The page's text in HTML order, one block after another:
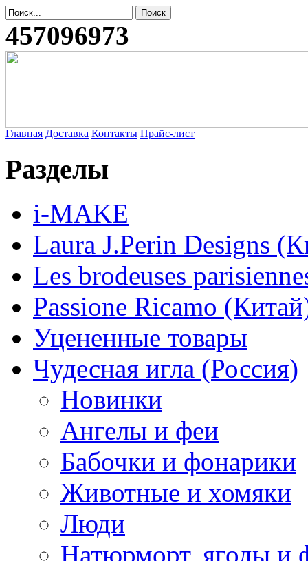
457096973
Главная Доставка Контакты Прайс-лист
Разделы
i-MAKE
Laura J.Perin Designs
Les brodeuses
Passione Ricamo
Уцененные товары
Чудесная игла (Россия)
Новинки
Ангелы и феи
Бабочки и фонарики
Животные и хомяки
Люди
Натюрморт, ягоды и